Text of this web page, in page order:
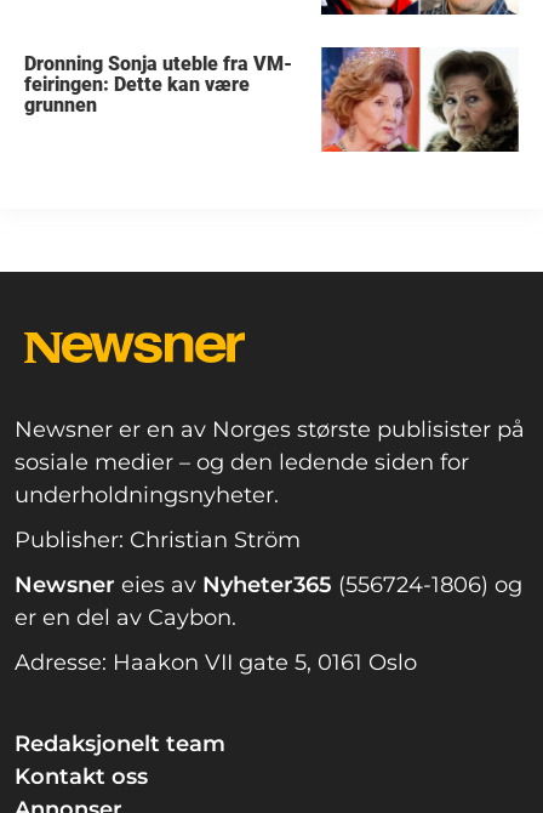
Dronning Sonja uteble fra VM-
feiringen: Dette kan være
grunnen
Newsner er en av Norges største publisister på
sosiale medier – og den ledende siden for
underholdningsnyheter.
Publisher: Christian Ström
Newsner eies av Nyheter365 (556724-1806) og
er en del av Caybon.
Adresse: Haakon VII gate 5, 0161 Oslo
Redaksjonelt team
Kontakt oss